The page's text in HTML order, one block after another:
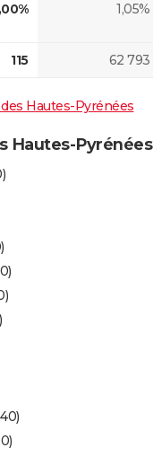
1,05%
115 62 793
Hautes-Pyrénées
Hautes-Pyrénées